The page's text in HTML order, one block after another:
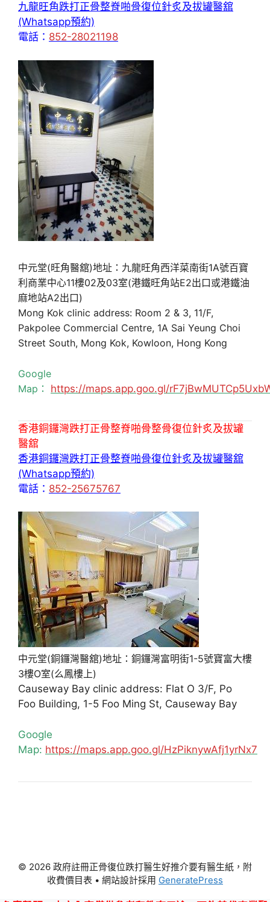
九龍旺角跌打正骨整脊啪骨復位針炙及拔罐醫舘
(Whatsapp預約)
電話： 852-28021198
中元堂(旺角醫舘)地址：九龍旺角西洋菜南街1A號百寶
利商業中心11樓02及03室(港鐵旺角站E2出口或港鐵油
麻地站A2出口)
Mong Kok clinic address: Room 2 & 3, 11/F,
Pakpolee Commercial Centre, 1A Sai Yeung Choi
Street South, Mong Kok, Kowloon, Hong Kong
Google
Map： https://maps.app.goo.gl/
香港銅鑼灣跌打正骨整脊啪骨整骨復位針炙及拔罐
醫舘
香港銅鑼灣跌打正骨整脊啪骨復位針炙及拔罐醫舘
(Whatsapp預約)
電話： 852-25675767
中元堂(銅鑼灣醫舘)地址：銅鑼灣富明街1-5號寶富大樓
3樓O室(么鳳樓上)
Causeway Bay clinic address: Flat O 3/F, Po
Foo Building, 1-5 Foo Ming St, Causeway Bay
Google
Map: https://maps.app.goo.gl/HzPiknywAfj1yrNx7
© 2026 政府註冊正骨復位跌打醫生好推介要有醫生紙，附
收費價目表 • 網站設計採用 GeneratePress